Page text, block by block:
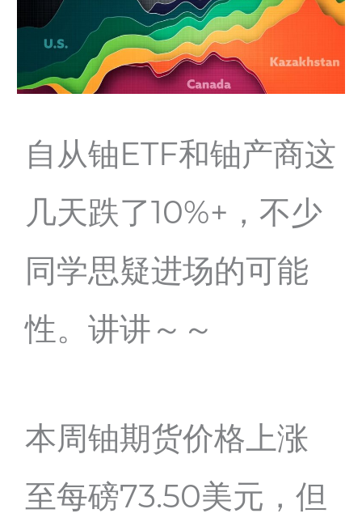
自从铀ETF和铀产商这
几天跌了10%+，不少
同学思疑进场的可能
性。讲讲～～
本周铀期货价格上涨
至每磅73.50美元，但